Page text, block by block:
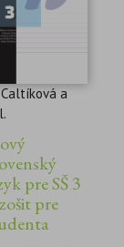
Caltíková a
pre SŠ 3
pre